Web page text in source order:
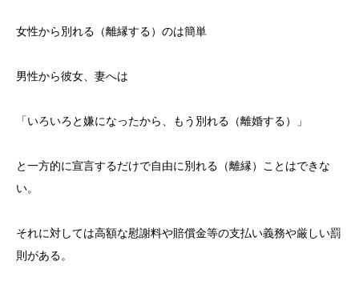
女性から別れる（離縁する）のは簡単
男性から彼女、妻へは
「いろいろと嫌になったから、もう別れる（離婚する）」
と一方的に宣言するだけで自由に別れる（離縁）ことはできな
い。
それに対しては高額な慰謝料や賠償金等の支払い義務や厳しい罰
則がある。